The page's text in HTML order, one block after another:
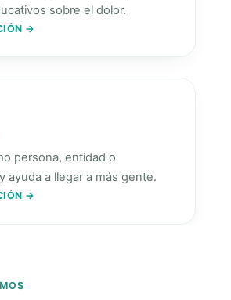
sobre el dolor.
→
persona, entidad o
ayuda a llegar a más gente.
→